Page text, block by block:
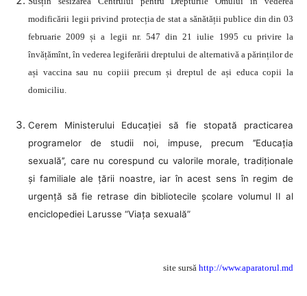
modificării legii privind protecția de stat a sănătății publice din din 03
februarie 2009 și a legii nr. 547 din 21 iulie 1995 cu privire la
învățămînt, în vederea legiferării dreptului de alternativă a părinților de
ași vaccina sau nu copiii precum și dreptul de ași educa copii la
domiciliu.
Cerem Ministerului Educației să fie stopată practicarea
programelor de studii noi, impuse, precum ’’Educaţia
sexuală’’, care nu corespund cu valorile morale, tradiţionale
şi familiale ale ţării noastre, iar în acest sens în regim de
urgență să fie retrase din bibliotecile școlare volumul II al
enciclopediei Larusse “Viața sexuală”
site sursă http://www.aparatorul.md